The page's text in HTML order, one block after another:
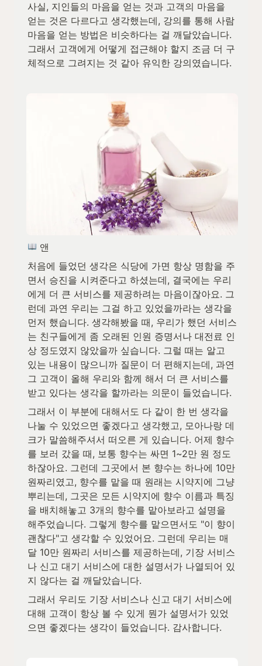
사실, 지인들의 마음을 얻는 것과 고객의 마음을
얻는 것은 다르다고 생각했는데, 강의를 통해 사람
마음을 얻는 방법은 비슷하다는 걸 깨달았습니다.
그래서 고객에게 어떻게 접근해야 할지 조금 더 구
체적으로 그려지는 것 같아 유익한 강의였습니다.
앤
처음에 들었던 생각은 식당에 가면 항상 명함을 주
면서 승진을 시켜준다고 하셨는데, 결국에는 우리
에게 더 큰 서비스를 제공하려는 마음이잖아요. 그
런데 과연 우리는 그걸 하고 있었을까라는 생각을
먼저 했습니다. 생각해봤을 때, 우리가 했던 서비스
는 친구들에게 좀 오래된 인원 증명서나 대전료 인
상 정도였지 않았을까 싶습니다. 그럴 때는 알고
있는 내용이 많으니까 질문이 더 편해지는데, 과연
그 고객이 올해 우리와 함께 해서 더 큰 서비스를
받고 있다는 생각을 할까라는 의문이 들었습니다.
그래서 이 부분에 대해서도 다 같이 한 번 생각을
나눌 수 있었으면 좋겠다고 생각했고, 모아나랑 데
크가 말씀해주셔서 떠오른 게 있습니다. 어제 향수
를 보러 갔을 때, 보통 향수는 싸면 1~2만 원 정도
하잖아요. 그런데 그곳에서 본 향수는 하나에 10만
원짜리였고, 향수를 맡을 때 원래는 시약지에 그냥
뿌리는데, 그곳은 모든 시약지에 향수 이름과 특징
을 배치해놓고 3개의 향수를 맡아보라고 설명을
해주었습니다. 그렇게 향수를 맡으면서도 "이 향이
괜찮다"고 생각할 수 있었어요. 그런데 우리는 매
달 10만 원짜리 서비스를 제공하는데, 기장 서비스
나 신고 대기 서비스에 대한 설명서가 나열되어 있
지 않다는 걸 깨달았습니다.
그래서 우리도 기장 서비스나 신고 대기 서비스에
대해 고객이 항상 볼 수 있게 뭔가 설명서가 있었
으면 좋겠다는 생각이 들었습니다. 감사합니다.